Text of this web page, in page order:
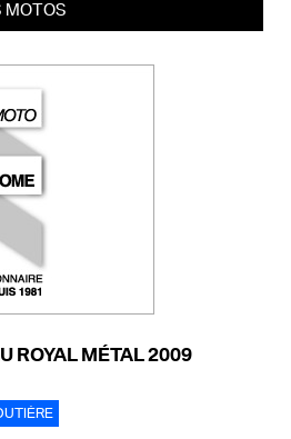
MOTOS
ROYAL MÉTAL 2009